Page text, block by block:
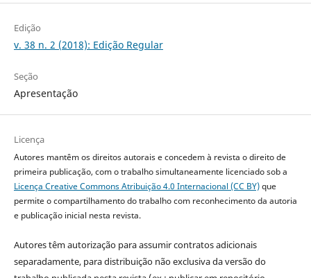
Edição
v. 38 n. 2 (2018): Edição Regular
Seção
Apresentação
Licença
Autores mantêm os direitos autorais e concedem à revista o direito de
primeira publicação, com o trabalho simultaneamente licenciado sob a
Licença Creative Commons Atribuição 4.0 Internacional (CC BY)que
permite o compartilhamento do trabalho com reconhecimento da autoria
e publicação inicial nesta revista.
Autores têm autorização para assumir contratos adicionais
separadamente, para distribuição não exclusiva da versão do